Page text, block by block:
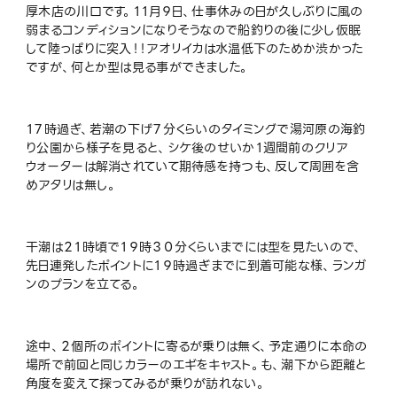
厚木店の川口です。１１月９日、仕事休みの日が久しぶりに風の
弱まるコンディションになりそうなので船釣りの後に少し仮眠
して陸っぱりに突入！！アオリイカは水温低下のためか渋かった
ですが、何とか型は見る事ができました。
１７時過ぎ、若潮の下げ７分くらいのタイミングで湯河原の海釣
り公園から様子を見ると、シケ後のせいか１週間前のクリア
ウォーターは解消されていて期待感を持つも、反して周囲を含
めアタリは無し。
干潮は２１時頃で１９時３０分くらいまでには型を見たいので、
先日連発したポイントに１９時過ぎまでに到着可能な様、ランガ
ンのプランを立てる。
途中、２個所のポイントに寄るが乗りは無く、予定通りに本命の
場所で前回と同じカラーのエギをキャスト。も、潮下から距離と
角度を変えて探ってみるが乗りが訪れない。